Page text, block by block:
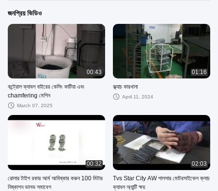
জনপ্রিয় ভিডিও
00:43
কন্ট্রোল ক্যাবল বাইরের কেসিং কাটিয়া এবং
chamfering মেশিন
March 07, 2025
01:16
ক্ল্যাচ কারখানা
April 11, 2024
00:32
রোলার টাইপ রকার আর্ম আবিষ্কার করুন 100 মিটার
নিষ্কাশন ভালভ সমাবেশ
02:03
Tvs Star City AW পালসার মোটরসাইকেল ক্লাচ
ক্যাবল অ্যান্টি ক্ষয়